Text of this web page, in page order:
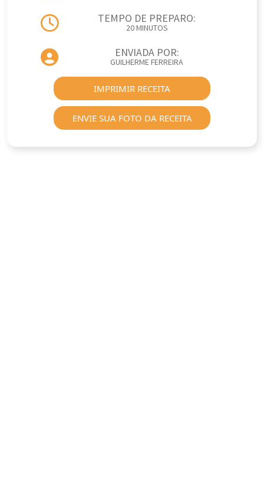
TEMPO DE PREPARO:
20 MINUTOS
ENVIADA POR:
GUILHERME FERREIRA
IMPRIMIR RECEITA
ENVIE SUA FOTO DA RECEITA